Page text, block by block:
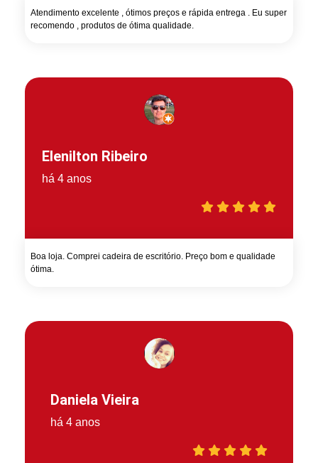
Atendimento excelente , ótimos preços e rápida entrega . Eu super
recomendo , produtos de ótima qualidade.
Elenilton Ribeiro
há 4 anos
Boa loja. Comprei cadeira de escritório. Preço bom e qualidade
ótima.
Daniela Vieira
há 4 anos